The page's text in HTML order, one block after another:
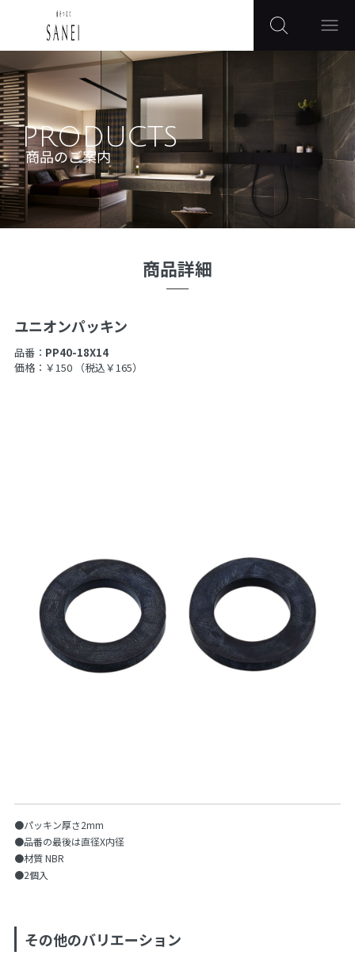
PRODUCTS
商品のご案内
商品詳細
ユニオンパッキン
品番： PP40-18X14
価格：￥150
（税込￥165）
●パッキン厚さ2mm
●品番の最後は直径X内径
●材質 NBR
●2個入
その他のバリエーション